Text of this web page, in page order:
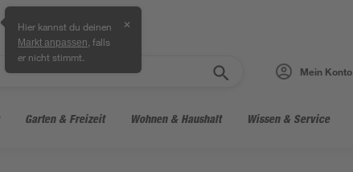
Hier kannst du deinen
Markt anpassen , falls
er nicht stimmt.
✕
Mein Konto
Garten & Freizeit Wohnen & Haushalt Wissen & Service